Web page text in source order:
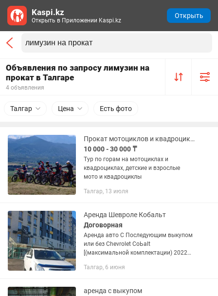
Объявления по запросу лимузин на
прокат в Талгаре
4 объявления
Талгар Цена Есть фото
Прокат мотоциклов и квадроциклов
10 000 - 30 000 ₸
Тур по горам на мотоциклах и
квадроциклах, детские и взрослые
мото и квадроциклы
Талгар, 13 июля
Аренда Шевроле Кобальт
Договорная
Аренда авто С Последующим выкупом
или без Сhеvrоlеt СоЬаlt
[(максимальной комплектации) 2022
83000 км Коробка автомат УслОВия:
3бмес(3...
Талгар, 6 июня
аренда с выкупом
Kaspi.kz
Открыть в Приложении Kaspi.kz
Открыть